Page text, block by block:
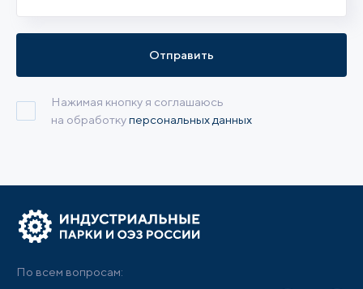
Нажимая кнопку я соглашаюсь
на обработкуперсональных данных
Отправить
По всем вопросам: